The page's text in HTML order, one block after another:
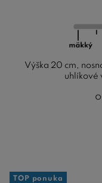
Výška 20 cm,
uhlíkové
TOP ponuka